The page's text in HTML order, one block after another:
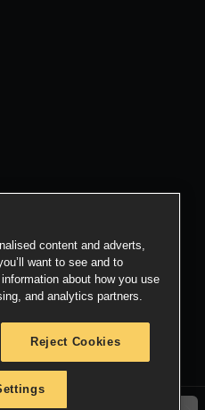
content and adverts,
want to see and to
about how you use
and analytics partners.
Reject Cookies